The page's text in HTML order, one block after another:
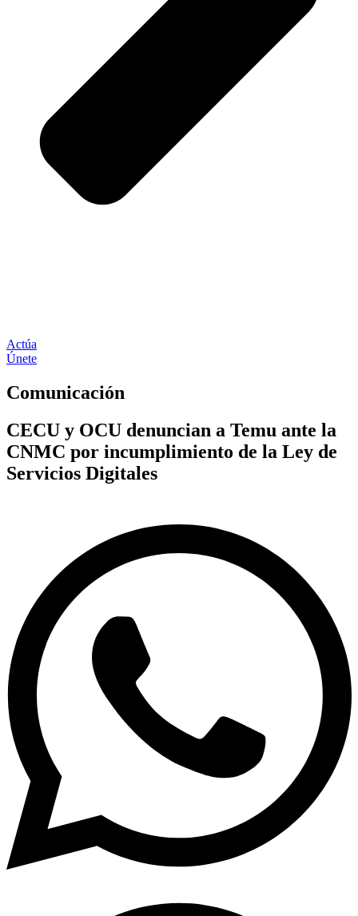
Actúa
Únete
Comunicación
CECU y OCU denuncian a Temu ante la
CNMC por incumplimiento de la Ley de
Servicios Digitales